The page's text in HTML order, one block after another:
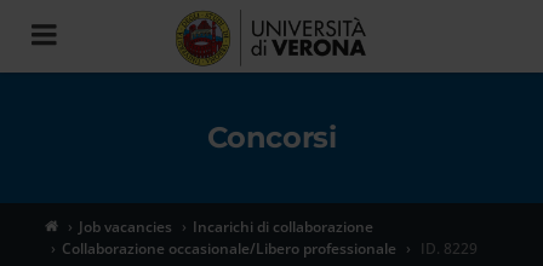
Toggle
navigation
Concorsi
Job vacancies
Incarichi di collaborazione
Collaborazione occasionale/Libero professionale
ID. 8229